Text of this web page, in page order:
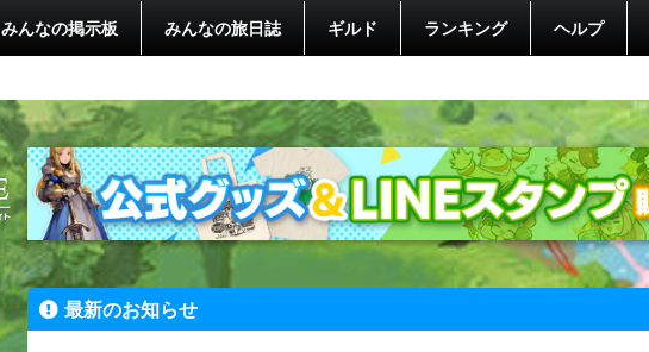
みんなの掲示板 みんなの旅日誌 ギルド ランキング ヘルプ
最新のお知らせ